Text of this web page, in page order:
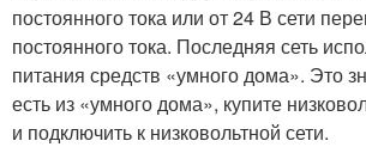
постоянного тока или от 24 В сети
постоянного тока. Последняя сеть
питания средств «умного дома». Это
есть из «умного дома», купите
и подключить к низковольтной сети.